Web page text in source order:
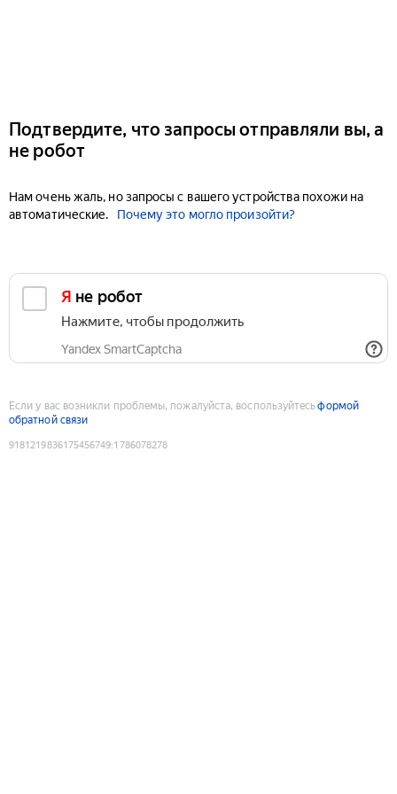
Подтвердите, что запросы отправляли вы, а
не робот
Нам очень жаль, но запросы с вашего устройства похожи на
автоматические.
Почему это могло произойти?
Я не робот
Нажмите, чтобы продолжить
Yandex SmartCaptcha
Если у вас возникли проблемы, пожалуйста, воспользуйтесьформой
обратной связи
9181219836175456749:1786078278